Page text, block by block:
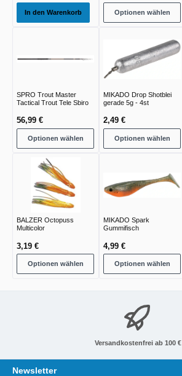
In den Warenkorb Optionen wählen
SPRO Trout Master
Tactical Trout Tele Sbiro
56,99 €
Optionen wählen
MIKADO Drop Shotblei
gerade 5g - 4st
2,49 €
Optionen wählen
BALZER Octopuss
Multicolor
3,19 €
Optionen wählen
MIKADO Spark
Gummifisch
4,99 €
Optionen wählen
Versandkostenfrei ab 100 €
Newsletter